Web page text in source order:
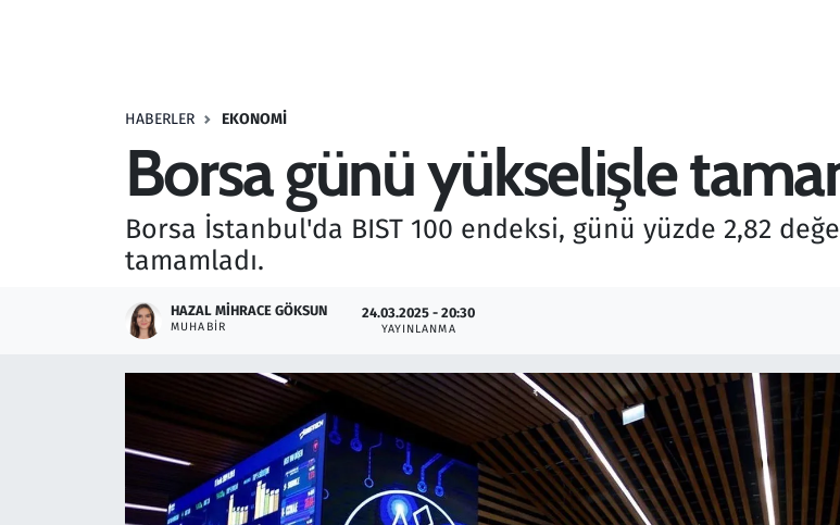
HABERLER EKONOMI
Borsa günü yükselişle
Borsa İstanbul'da BIST 100 endeksi, günü yüzde 2,82
tamamladı.
HAZAL MIHRACE GÖKSUN
MUHABIR
24.03.2025 - 20:30
YAYINLANMA
Savunma Sanayi
Seçim 2023